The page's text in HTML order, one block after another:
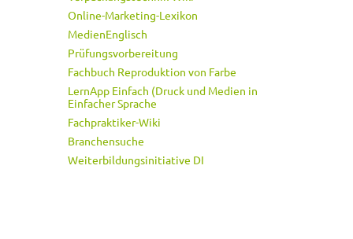
Online-Marketing-Lexikon
MedienEnglisch
Prüfungsvorbereitung
Fachbuch Reproduktion von Farbe
LernApp Einfach (Druck und Medien in
Einfacher Sprache
Fachpraktiker-Wiki
Branchensuche
Weiterbildungsinitiative DI